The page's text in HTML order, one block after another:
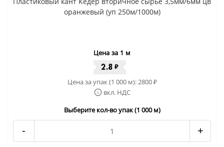
оранжевый (уп 250м/1000м)
Цена за 1 м
2.8 ₽
Цена за упак (1 000 м):2800₽
вкл. НДС
Выберите кол-во упак (1 000 м)
- +